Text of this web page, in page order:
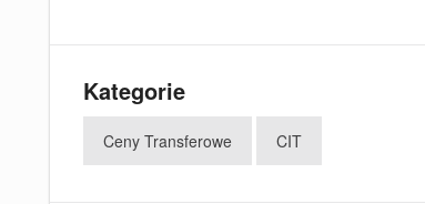
Kategorie
Ceny Transferowe CIT